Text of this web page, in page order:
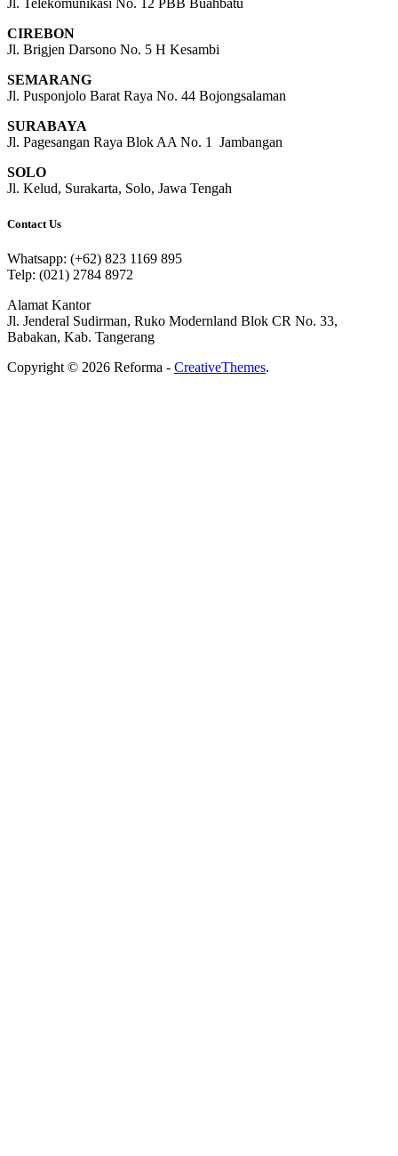
Jl. Telekomunikasi No. 12 PBB Buahbatu
CIREBON
Jl. Brigjen Darsono No. 5 H Kesambi
SEMARANG
Jl. Pusponjolo Barat Raya No. 44 Bojongsalaman
SURABAYA
Jl. Pagesangan Raya Blok AA No. 1 Jambangan
SOLO
Jl. Kelud, Surakarta, Solo, Jawa Tengah
Contact Us
Whatsapp: (+62) 823 1169 895
Telp: (021) 2784 8972
Alamat Kantor
Jl. Jenderal Sudirman, Ruko Modernland Blok CR No. 33,
Babakan, Kab. Tangerang
Copyright © 2026 Reforma - CreativeThemes.